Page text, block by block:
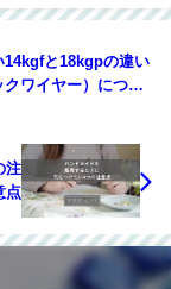
14kgfと18kgpの違い
ワイヤー）につい
注
点